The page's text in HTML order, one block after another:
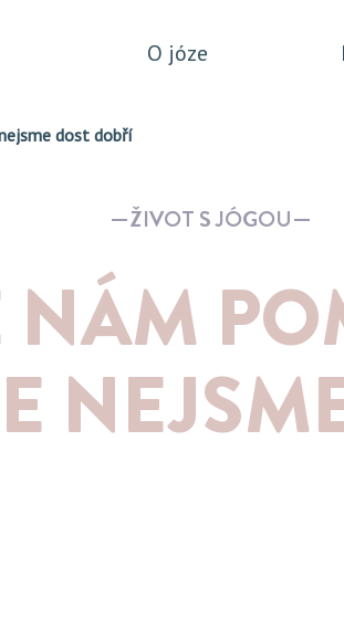
O józe
dost dobří
ŽIVOT S JÓGOU
NÁM